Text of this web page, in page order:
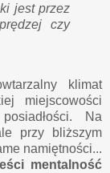
jest przez
czy
klimat
miejscowości
Na
przy bliższym
namiętności...
mentalność